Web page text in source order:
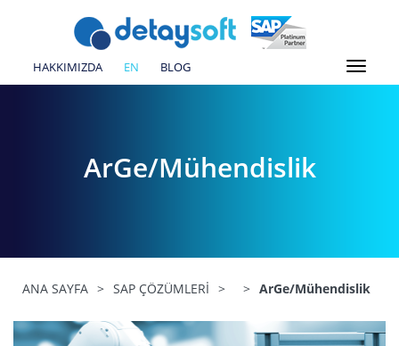
HAKKIMIZDA EN BLOG
ArGe/Mühendislik
ANA SAYFA > SAP ÇÖZÜMLERİ > > ArGe/Mühendislik